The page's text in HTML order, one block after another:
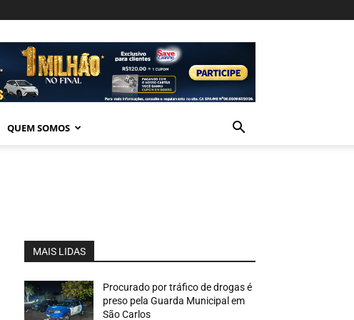
QUEM SOMOS
MAIS LIDAS
Procurado por tráfico de drogas é
preso pela Guarda Municipal em
São Carlos